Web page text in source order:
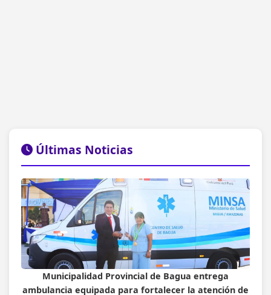
Últimas Noticias
Municipalidad Provincial de Bagua entrega
ambulancia equipada para fortalecer la atención de